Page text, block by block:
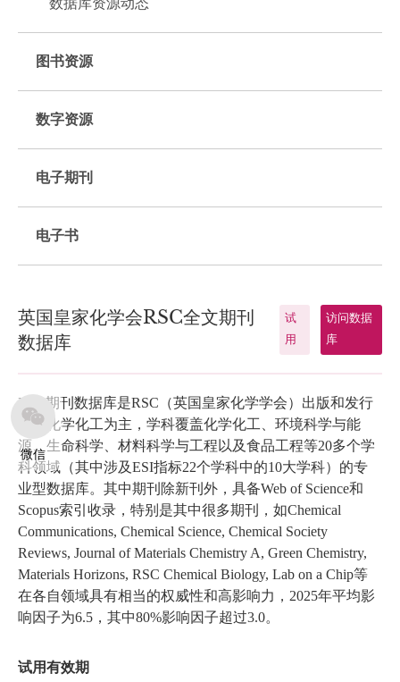
微信
数据库资源动态
图书资源
数字资源
电子期刊
电子书
英国皇家化学会RSC全文期刊
数据库
试
用
访问数据
库
RSC期刊数据库是RSC（英国皇家化学学会）出版和发行
的以化学化工为主，学科覆盖化学化工、环境科学与能
源、生命科学、材料科学与工程以及食品工程等20多个学
科领域（其中涉及ESI指标22个学科中的10大学科）的专
业型数据库。其中期刊除新刊外，具备Web of Science和
Scopus索引收录，特别是其中很多期刊，如Chemical
Communications, Chemical Science, Chemical Society
Reviews, Journal of Materials Chemistry A, Green Chemistry,
Materials Horizons, RSC Chemical Biology, Lab on a Chip等
在各自领域具有相当的权威性和高影响力，2025年平均影
响因子为6.5，其中80%影响因子超过3.0。
试用有效期